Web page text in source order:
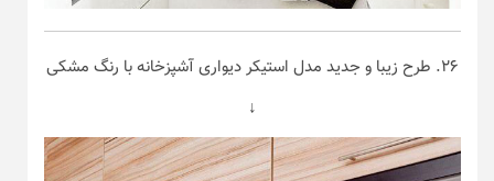
۲۶. طرح زیبا و جدید مدل استیکر دیواری آشپزخانه با رنگ مشکی
↓